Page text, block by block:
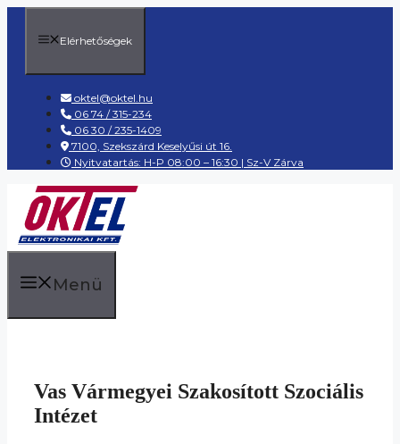
Kilépés
tartalombaElérhetőségek
oktel@oktel.hu
06 74 / 315-234
06 30 / 235-1409
7100, Szekszárd Keselyűsi út 16.
Nyitvatartás: H-P 08:00 – 16:30 | Sz-V Zárva
Menü
Vas Vármegyei Szakosított Szociális
Intézet